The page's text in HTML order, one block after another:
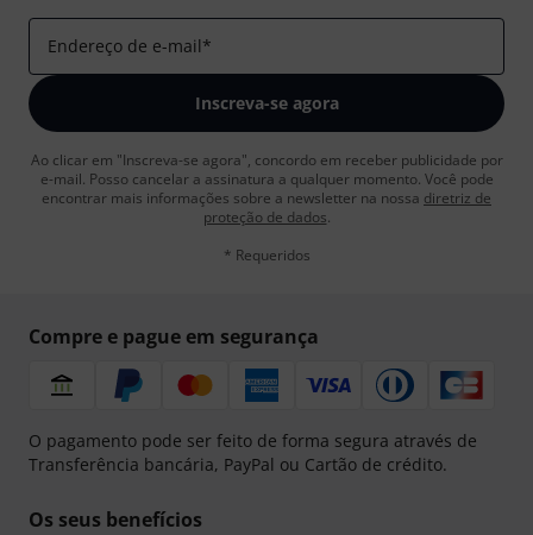
Endereço de e-mail*
Inscreva-se agora
Ao clicar em "Inscreva-se agora", concordo em receber publicidade por
e-mail. Posso cancelar a assinatura a qualquer momento. Você pode
encontrar mais informações sobre a newsletter na nossa diretriz de
proteção de dados.
* Requeridos
Compre e pague em segurança
O pagamento pode ser feito de forma segura através de
Transferência bancária, PayPal ou Cartão de crédito.
Os seus benefícios